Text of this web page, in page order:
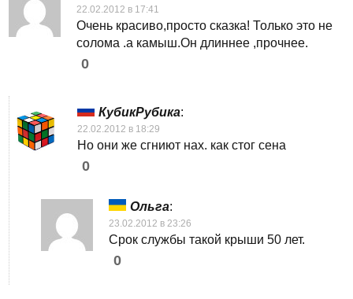
22.02.2012 в 17:41
Очень красиво,просто сказка! Только это не
солома .а камыш.Он длиннее ,прочнее.
0
КубикРубика:
22.02.2012 в 18:29
Но они же сгниют нах. как стог сена
0
Ольга:
23.02.2012 в 23:26
Срок службы такой крыши 50 лет.
0